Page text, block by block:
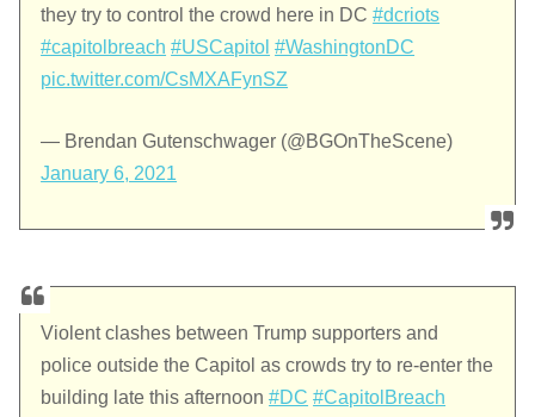
they try to control the crowd here in DC#dcriots
#capitolbreach #USCapitol #WashingtonDC
pic.twitter.com/CsMXAFynSZ
— Brendan Gutenschwager (@BGOnTheScene)
January 6, 2021
Violent clashes between Trump supporters and
police outside the Capitol as crowds try to re-enter the
building late this afternoon#DC #CapitolBreach